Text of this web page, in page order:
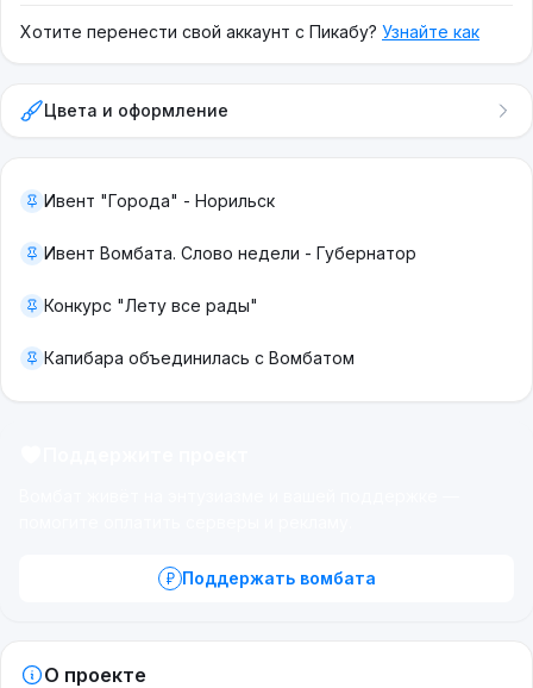
Хотите перенести свой аккаунт с Пикабу? Узнайте как
Цвета и оформление
Ивент "Города" - Норильск
Ивент Вомбата. Слово недели - Губернатор
Конкурс "Лету все рады"
Капибара объединилась с Вомбатом
Поддержать вомбата
О проекте